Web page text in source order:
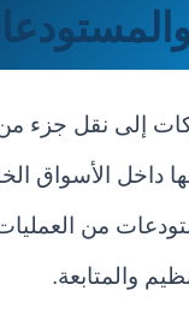
إلى نقل جزء من
داخل الأسواق
من
والمتابعة.